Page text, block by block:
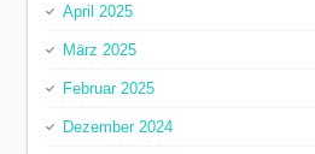
April 2025
März 2025
Februar 2025
Dezember 2024